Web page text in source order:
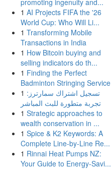
promoting ingenuity and...
1 AI Projects FIFA the '26
World Cup: Who Will Li...
1 Transforming Mobile
Transactions in India
1 How Bitcoin buying and
selling indicators do th...
1 Finding the Perfect
Badminton Stringing Service
1 تسجيل اشتراك سمارترز:
تجربة متطورة للبث المباشر
1 Strategic approaches to
wealth conservation in ...
1 Spice & K2 Keywords: A
Complete Line-by-Line Re...
1 Rinnai Heat Pumps NZ:
Your Guide to Energy-Savi...